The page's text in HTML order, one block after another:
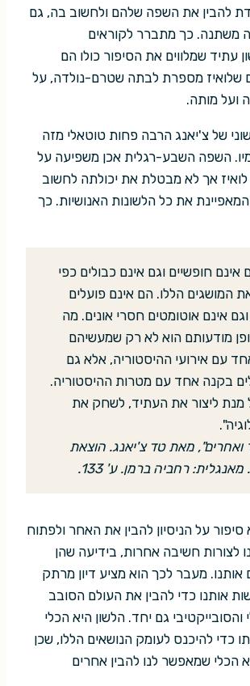
להבין את השפה שלהם ולחשוב בה, גם
משתנה. כך מתברר לקוראים
עתיד שמלווים את הסיפור כולו הם
שלואיז מספרת לבתה שטרם-נולדה, על
ועל מותה.
של צ'יאנג הרבה פחות טוטאלי מזה
השפה השבע-רגלית אכן משפיעה על
אך לא מבטלת את יכולתה לחשוב
את כל הלשונות האנושיות. כך
חופשיים וגם אינם כבולים כפי
המושגים הללו. הם אינם פועלים
אינם אוטומטים חסרי אונים. מה
מודעותם הוא לא רק שמעשיהם
עם אירועי ההיסטוריה, אלא גם
בקנה אחד עם מטרות ההיסטוריה.
מנת ליצור את העתיד, לשחק את
ואחרים", מאת טד צ'יאנג. הוצאת
סיפור על הניסיון להבין את האחר ולפתוח
לצורות חשיבה אחרות, בידיעה שהן
אותנו. מעבר לכך הוא מציע דיון מרתק
אותנו כדי להבין את העולם הסובב
והסובייקטיבי גם יחד. הלשון היא הכלי
כדי להיכנס לעומק הנושאים הללו, שכן
הכלי שמאפשר לנו להבין אחרים